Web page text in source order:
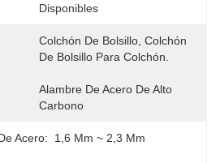
Disponibles
Colchón De Bolsillo, Colchón
De Bolsillo Para Colchón.
Alambre De Acero De Alto
Carbono
Acero: 1,6 Mm ~ 2,3 Mm